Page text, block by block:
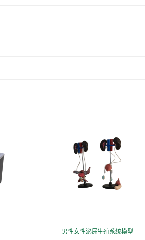
男性女性泌尿生殖系统模型